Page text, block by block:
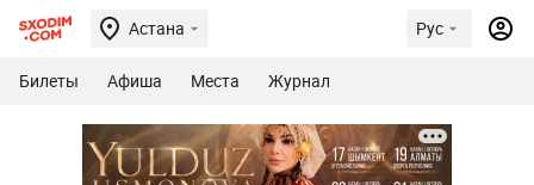
Астана Рус
Билеты Афиша Места Журнал